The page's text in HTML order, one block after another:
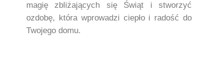
magię zbliżających się Świąt i stworzyć
ozdobę, która wprowadzi ciepło i radość do
Twojego domu.